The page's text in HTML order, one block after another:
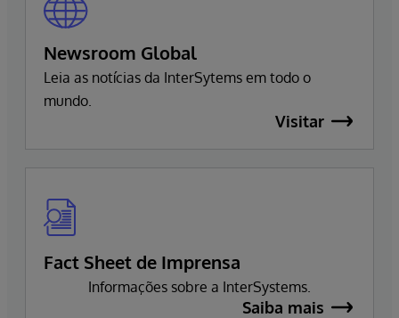
Newsroom Global
Leia as notícias da InterSytems em todo o
mundo.
Visitar
Fact Sheet de Imprensa
Informações sobre a InterSystems.
Saiba mais